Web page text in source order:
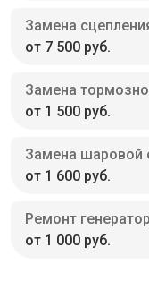
Замена
от 7 500 руб.
Замена
от 1 500 руб.
Замена шаровой
от 1 600 руб.
Ремонт
от 1 000 руб.